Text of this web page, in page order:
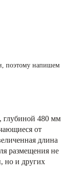
поэтому напишем
глубиной 480 мм
от
длина
размещения не
но и других